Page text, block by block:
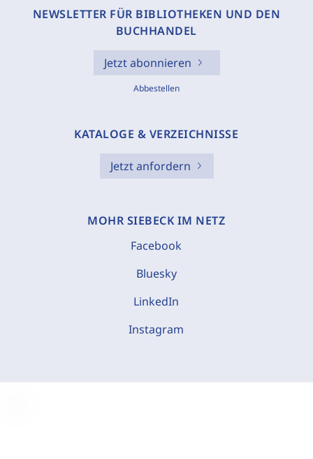
NEWSLETTER FÜR BIBLIOTHEKEN UND DEN
BUCHHANDEL
Jetzt abonnieren
Abbestellen
KATALOGE & VERZEICHNISSE
Jetzt anfordern
MOHR SIEBECK IM NETZ
Facebook
Bluesky
LinkedIn
Instagram